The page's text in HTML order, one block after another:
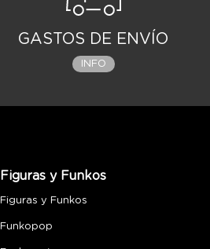
GASTOS DE ENVÍO
INFO
Figuras y Funkos
Figuras y Funkos
Funkopop